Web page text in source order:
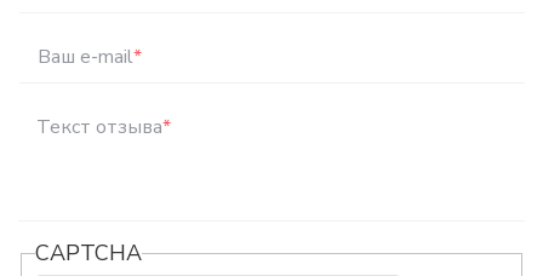
Ваш e-mail*
Текст отзыва*
CAPTCHA